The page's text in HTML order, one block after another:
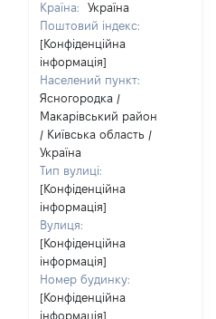
Країна:
Україна
Поштовий індекс:
[Конфіденційна
інформація]
Населений пункт:
Ясногородка /
Макарівський район
/ Київська область /
Україна
Тип вулиці:
[Конфіденційна
інформація]
Вулиця:
[Конфіденційна
інформація]
Номер будинку:
[Конфіденційна
інформація]